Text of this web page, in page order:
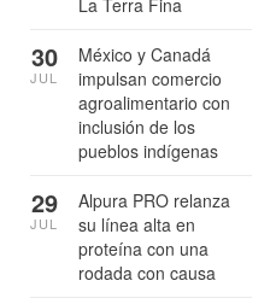
México y Canadá
impulsan comercio
agroalimentario con
inclusión de los
pueblos indígenas
30
JUL
Alpura PRO relanza
su línea alta en
proteína con una
rodada con causa
29
JUL